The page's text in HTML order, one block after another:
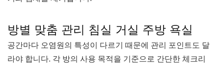
방별 맞춤 관리 침실 거실 주방 욕실
공간마다 오염원의 특성이 다르기 때문에 관리 포인트도 달
라야 합니다. 각 방의 사용 목적을 기준으로 간단한 체크리